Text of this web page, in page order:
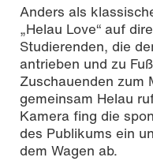
Anders als
„Helau Love“ auf
Studierenden, die
antrieben und zu
Zuschauenden zum
gemeinsam Helau
Kamera fing die
des Publikums ein
dem Wagen ab.